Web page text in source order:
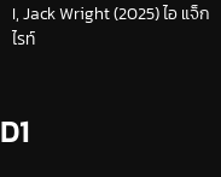
I, Jack Wright (2025) ไอ แจ็ก
ไรท์
D1